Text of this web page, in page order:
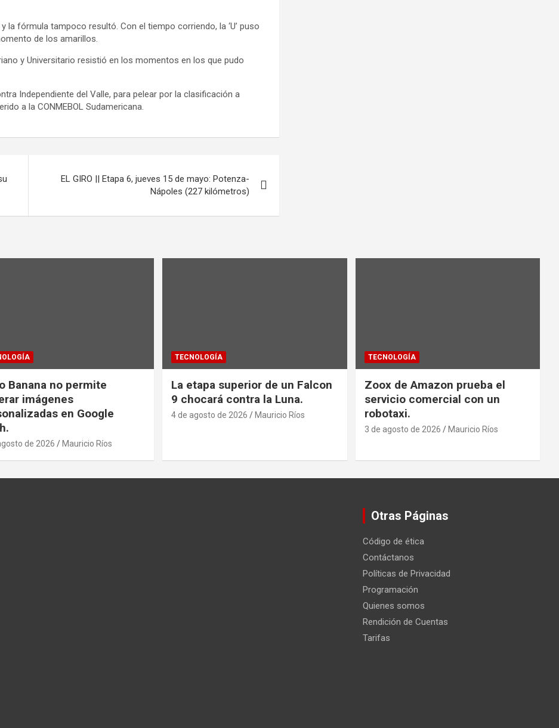
fórmula tampoco resultó. Con el tiempo corriendo, la ‘U’ puso
de los amarillos.
y Universitario resistió en los momentos en los que pudo
Independiente del Valle, para pelear por la clasificación a
a la CONMEBOL Sudamericana.
EL GIRO || Etapa 6, jueves 15 de mayo: Potenza-
Nápoles (227 kilómetros)
Banana no permite
imágenes
en Google
de 2026 Mauricio Ríos
TECNOLOGÍA
La etapa superior de un Falcon
9 chocará contra la Luna.
4 de agosto de 2026 Mauricio Ríos
TECNOLOGÍA
Zoox de Amazon prueba el
servicio comercial con un
robotaxi.
3 de agosto de 2026 Mauricio Ríos
Otras Páginas
Código de ética
Contáctanos
Políticas de Privacidad
Programación
Quienes somos
Rendición de Cuentas
Tarifas